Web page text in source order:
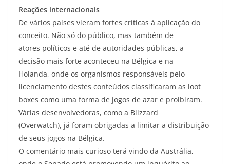
Reações internacionais
De vários países vieram fortes críticas à aplicação do
conceito. Não só do público, mas também de
atores políticos e até de autoridades públicas, a
decisão mais forte aconteceu na Bélgica e na
Holanda, onde os organismos responsáveis pelo
licenciamento destes conteúdos classificaram as loot
boxes como uma forma de jogos de azar e proibiram.
Várias desenvolvedoras, como a Blizzard
(Overwatch), já foram obrigadas a limitar a distribuição
de seus jogos na Bélgica.
O comentário mais curioso terá vindo da Austrália,